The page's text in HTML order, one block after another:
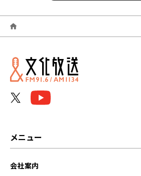
2026年06月
2026年05月
2026年04月
メニュー
会社案内